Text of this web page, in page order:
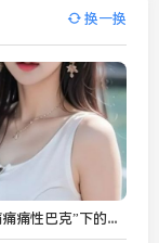
换一换
“痛痛痛痛痛痛痛性巴克”下的中文汉字演变与深层次探究？